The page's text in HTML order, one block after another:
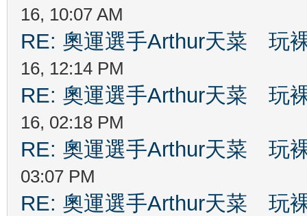
16, 10:07 AM
RE: 奧運選手Arthur天菜 玩
16, 12:14 PM
RE: 奧運選手Arthur天菜 玩
16, 02:18 PM
RE: 奧運選手Arthur天菜 玩
03:07 PM
RE: 奧運選手Arthur天菜 玩